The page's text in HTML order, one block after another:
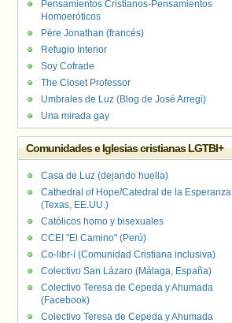
Pensamientos Cristianos-Pensamientos
Homoeróticos
Père Jonathan (francés)
Refugio Interior
Soy Cofrade
The Closet Professor
Umbrales de Luz (Blog de José Arregi)
Una mirada gay
Comunidades e Iglesias cristianas LGTBI+
Casa de Luz (dejando huella)
Cathedral of Hope/Catedral de la Esperanza
(Texas, EE.UU.)
Católicos homo y bisexuales
CCEI "El Camino" (Perú)
Co-libr-í (Comunidad Cristiana inclusiva)
Colectivo San Lázaro (Málaga, España)
Colectivo Teresa de Cepeda y Ahumada
(Facebook)
Colectivo Teresa de Cepeda y Ahumada